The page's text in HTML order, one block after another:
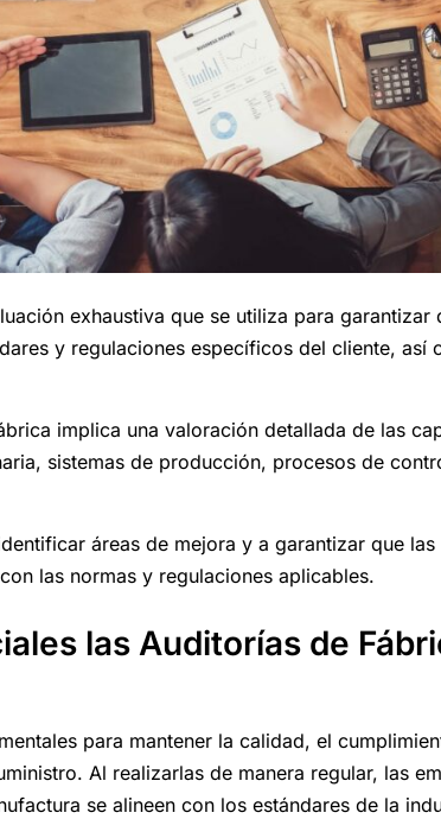
exhaustiva que se utiliza para garantizar
y regulaciones específicos del cliente, así
implica una valoración detallada de las
sistemas de producción, procesos de
áreas de mejora y a garantizar que
las normas y regulaciones aplicables.
las Auditorías de
para mantener la calidad, el
Al realizarlas de manera regular, las
se alineen con los estándares de la